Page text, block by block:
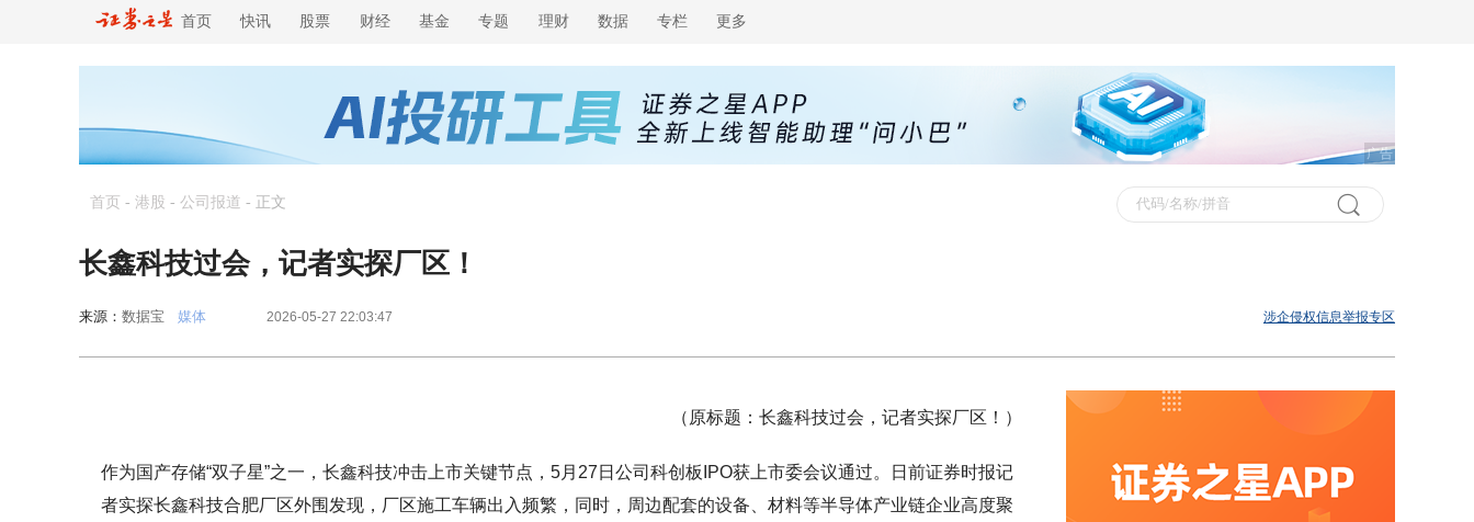
首页 快讯 股票 财经 基金 专题 理财 数据 专栏 更多
广告
首页 - 港股 - 公司报道 - 正文
长鑫科技过会，记者实探厂区！
来源： 数据宝 媒体 2026-05-27 22:03:47 涉企侵权信息举报专区
（原标题：长鑫科技过会，记者实探厂区！）
作为国产存储“双子星”之一，长鑫科技冲击上市关键节点，5月27日公司科创板IPO获上市委会议通过。日前证券时报记
者实探长鑫科技合肥厂区外围发现，厂区施工车辆出入频繁，同时，周边配套的设备、材料等半导体产业链企业高度聚